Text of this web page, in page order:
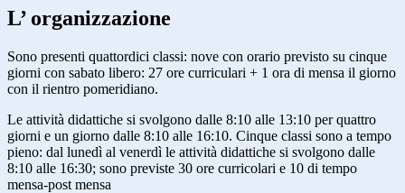
L’ organizzazione
Sono presenti quattordici classi: nove con orario previsto su cinque
giorni con sabato libero: 27 ore curriculari + 1 ora di mensa il giorno
con il rientro pomeridiano.
Le attività didattiche si svolgono dalle 8:10 alle 13:10 per quattro
giorni e un giorno dalle 8:10 alle 16:10. Cinque classi sono a tempo
pieno: dal lunedì al venerdì le attività didattiche si svolgono dalle
8:10 alle 16:30; sono previste 30 ore curricolari e 10 di tempo
mensa-post mensa